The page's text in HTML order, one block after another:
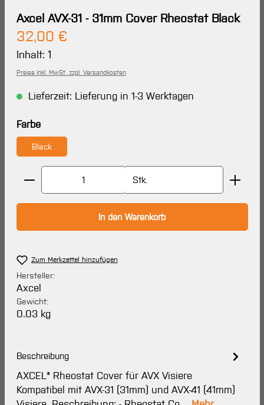
Axcel AVX-31 - 31mm Cover Rheostat Black
Regulärer Preis:
32,00 €
Inhalt: 1
Preise inkl. MwSt. zzgl. Versandkosten
Lieferzeit: Lieferung in 1-3 Werktagen
Farbeauswählen
Black
Produkt Anzahl: Gib den gewünschten Wert ein
Stk.
In den Warenkorb
Zum Merkzettel hinzufügen
Hersteller:
Axcel
Gewicht:
0.03 kg
Beschreibung
AXCEL® Rheostat Cover für AVX Visiere
Kompatibel mit AVX-31 (31mm) und AVX-41 (41mm)